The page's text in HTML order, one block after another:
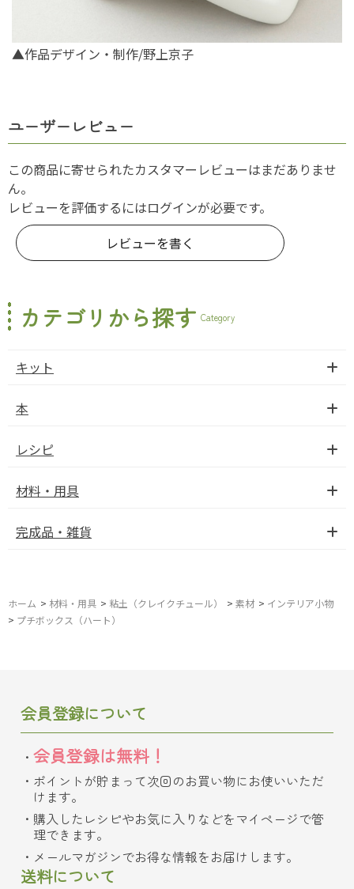
▲作品デザイン・制作/野上京子
ユーザーレビュー
この商品に寄せられたカスタマーレビューはまだありませ
ん。
レビューを評価するにはログインが必要です。
レビューを書く
カテゴリから探す Category
キット
本
レシピ
材料・用具
完成品・雑貨
ホーム > 材料・用具 > 粘土（クレイクチュール） > 素材 > インテリア小物
> プチボックス（ハート）
会員登録について
会員登録は無料！
ポイントが貯まって次回のお買い物にお使いいただ
けます。
購入したレシピやお気に入りなどをマイページで管
理できます。
メールマガジンでお得な情報をお届けします。
送料について